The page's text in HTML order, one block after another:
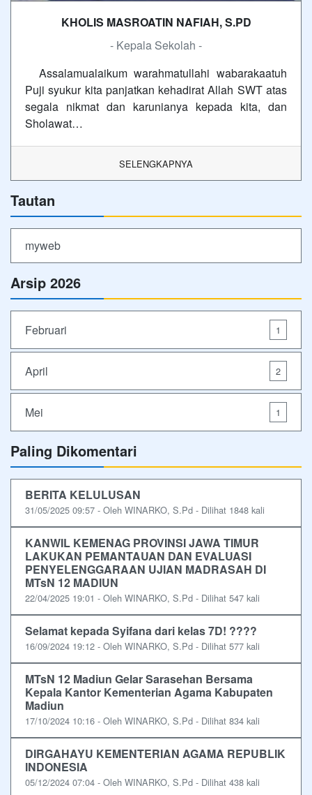
KHOLIS MASROATIN NAFIAH, S.PD
- Kepala Sekolah -
Assalamualaikum warahmatullahi wabarakaatuh
Puji syukur kita panjatkan kehadirat Allah SWT atas
segala nikmat dan karunianya kepada kita, dan
Sholawat…
SELENGKAPNYA
Tautan
myweb
Arsip 2026
Februari 1
April 2
Mei 1
Paling Dikomentari
BERITA KELULUSAN
31/05/2025 09:57 - Oleh WINARKO, S.Pd - Dilihat 1848 kali
KANWIL KEMENAG PROVINSI JAWA TIMUR
LAKUKAN PEMANTAUAN DAN EVALUASI
PENYELENGGARAAN UJIAN MADRASAH DI
MTsN 12 MADIUN
22/04/2025 19:01 - Oleh WINARKO, S.Pd - Dilihat 547 kali
Selamat kepada Syifana dari kelas 7D! ????
16/09/2024 19:12 - Oleh WINARKO, S.Pd - Dilihat 577 kali
MTsN 12 Madiun Gelar Sarasehan Bersama
Kepala Kantor Kementerian Agama Kabupaten
Madiun
17/10/2024 10:16 - Oleh WINARKO, S.Pd - Dilihat 834 kali
DIRGAHAYU KEMENTERIAN AGAMA REPUBLIK
INDONESIA
05/12/2024 07:04 - Oleh WINARKO, S.Pd - Dilihat 438 kali